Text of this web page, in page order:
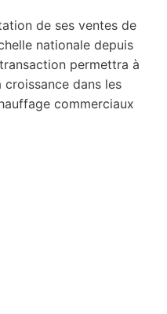
de ses ventes de
nationale depuis
permettra à
croissance dans les
commerciaux